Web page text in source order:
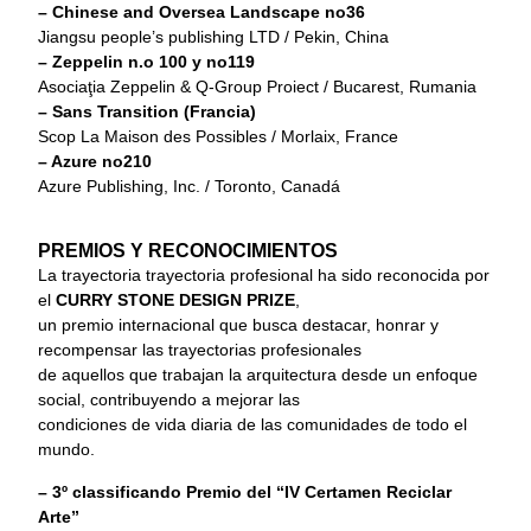
– Chinese and Oversea Landscape no36
Jiangsu people’s publishing LTD / Pekin, China
– Zeppelin n.o 100 y no119
Asociaţia Zeppelin & Q-Group Proiect / Bucarest, Rumania
– Sans Transition (Francia)
Scop La Maison des Possibles / Morlaix, France
– Azure no210
Azure Publishing, Inc. / Toronto, Canadá
PREMIOS Y RECONOCIMIENTOS
La trayectoria trayectoria profesional ha sido reconocida por
el CURRY STONE DESIGN PRIZE
un premio internacional que busca destacar, honrar y
recompensar las trayectorias profesionales
de aquellos que trabajan la arquitectura desde un enfoque
social, contribuyendo a mejorar las
condiciones de vida diaria de las comunidades de todo el
mundo.
– 3º classificando Premio del “IV Certamen Reciclar
Arte”